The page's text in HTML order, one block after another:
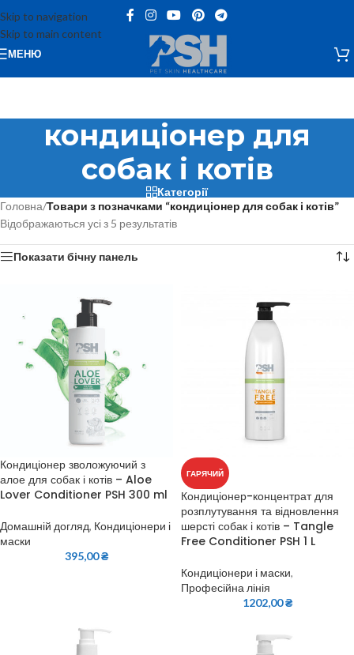
Skip to navigation
Skip to main content
МЕНЮ
кондиціонер для
собак і котів
Категорії
Головна/Товари з позначками “кондиціонер для собак і котів”
Відображаються усі з 5 результатів
Показати бічну панель
Кондиціонер зволожуючий з
алое для собак і котів – Aloe
Lover Conditioner PSH 300 ml
Домашній догляд, Кондиціонери і
маски
395,00₴
ГАРЯЧИЙ
Кондиціонер-концентрат для
розплутування та відновлення
шерсті собак і котів – Tangle
Free Conditioner PSH 1 L
Кондиціонери і маски,
Професійна лінія
1202,00₴